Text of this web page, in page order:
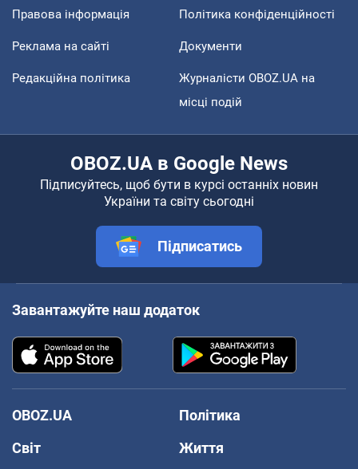
Правова інформація Політика конфіденційності
Реклама на сайті Документи
Редакційна політика
Журналісти OBOZ.UA на
місці подій
OBOZ.UA в Google News
Підписуйтесь, щоб бути в курсі останніх новин
України та світу сьогодні
Підписатись
Завантажуйте наш додаток
OBOZ.UA
Політика
Світ
Життя